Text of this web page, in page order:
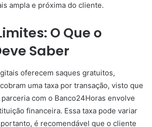
ampla e próxima do cliente.
O Que o
Saber
oferecem saques gratuitos,
uma taxa por transação, visto que
com o Banco24Horas envolve
financeira. Essa taxa pode variar
é recomendável que o cliente